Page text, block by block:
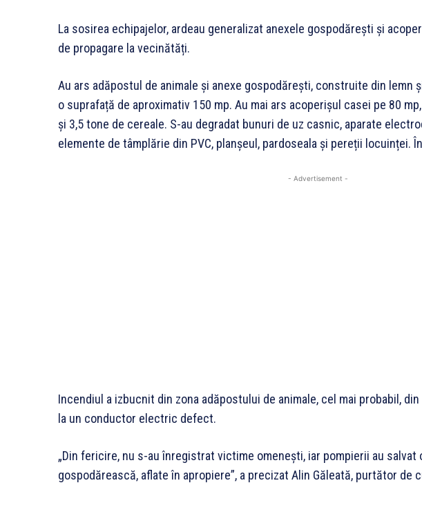
La sosirea echipajelor, ardeau generalizat anexele gospodărești și
de propagare la vecinătăți.
Au ars adăpostul de animale și anexe gospodărești, construite din lemn
o suprafață de aproximativ 150 mp. Au mai ars acoperișul casei pe 80
și 3,5 tone de cereale. S-au degradat bunuri de uz casnic, aparate
elemente de tâmplărie din PVC, planșeul, pardoseala și pereții locuinței.
- Advertisement -
Incendiul a izbucnit din zona adăpostului de animale, cel mai probabil,
la un conductor electric defect.
„Din fericire, nu s-au înregistrat victime omenești, iar pompierii au salvat
gospodărească, aflate în apropiere”, a precizat Alin Găleată, purtător de